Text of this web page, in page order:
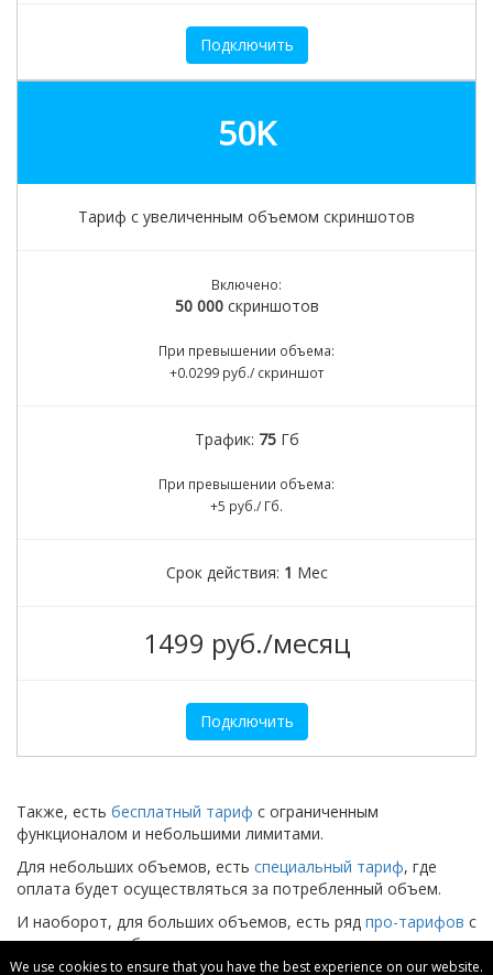
Подключить
50K
Тариф с увеличенным объемом скриншотов
Включено:
50 000скриншотов
При превышении объема:
+0.0299 руб./ скриншот
Трафик: 75Гб
При превышении объема:
+5 руб./ Гб.
Срок действия: 1 Мес
1499 руб./месяц
Подключить
Также, есть бесплатный тариф c ограниченным
функционалом и небольшими лимитами.
Для небольших объемов, есть специальный тариф, где
оплата будет осуществляться за потребленный объем.
И наоборот, для больших объемов, есть ряд про-тарифов с
увеличенным объемом.
We use cookies to ensure that you have the best experience on our website.